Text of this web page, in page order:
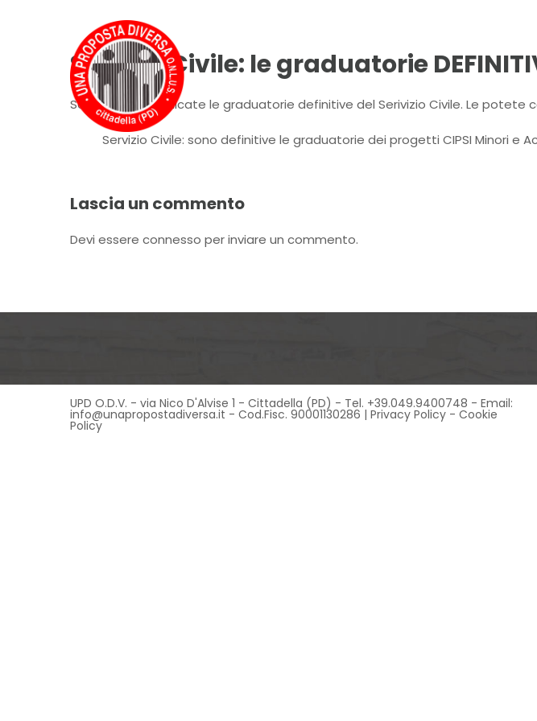
Servizio Civile: le graduatorie
Sono state pubblicate le graduatorie definitive del Serivizio Civile. Le potete
Servizio Civile: sono definitive le graduatorie dei progetti CIPSI Minori e
Lascia un commento
Devi essere connesso per inviare un commento.
UPD O.D.V. - via Nico D'Alvise 1 - Cittadella (PD) - Tel. +39.049.9400748 - Email:
info@unapropostadiversa.it - Cod.Fisc. 90001130286 | Privacy Policy - Cookie
Policy